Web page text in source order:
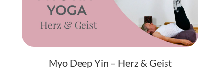
Myo Deep Yin – Herz & Geist